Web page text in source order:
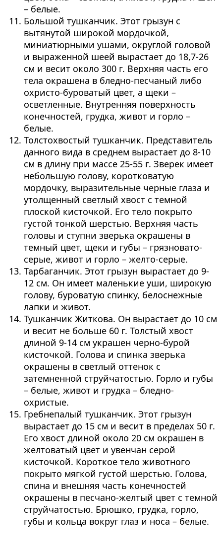
– белые.
Большой тушканчик. Этот грызун с
вытянутой широкой мордочкой,
миниатюрными ушами, округлой головой
и выраженной шеей вырастает до 18,7-26
см и весит около 300 г. Верхняя часть его
тела окрашена в бледно-песчаный либо
охристо-буроватый цвет, а щеки –
осветленные. Внутренняя поверхность
конечностей, грудка, живот и горло –
белые.
Толстохвостый тушканчик. Представитель
данного вида в среднем вырастает до 8-10
см в длину при массе 25-55 г. Зверек имеет
небольшую голову, коротковатую
мордочку, выразительные черные глаза и
утолщенный светлый хвост с темной
плоской кисточкой. Его тело покрыто
густой тонкой шерстью. Верхняя часть
головы и ступни зверька окрашены в
темный цвет, щеки и губы – грязновато-
серые, живот и горло – желто-серые.
Тарбаганчик. Этот грызун вырастает до 9-
12 см. Он имеет маленькие уши, широкую
голову, буроватую спинку, белоснежные
лапки и живот.
Тушканчик Житкова. Он вырастает до 10 см
и весит не больше 60 г. Толстый хвост
длиной 9-14 см украшен черно-бурой
кисточкой. Голова и спинка зверька
окрашены в светлый оттенок с
затемненной струйчатостью. Горло и губы
– белые, живот и грудка – бледно-
охристые.
Гребнепалый тушканчик. Этот грызун
вырастает до 15 см и весит в пределах 50 г.
Его хвост длиной около 20 см окрашен в
желтоватый цвет и увенчан серой
кисточкой. Короткое тело животного
покрыто мягкой густой шерстью. Голова,
спина и внешняя часть конечностей
окрашены в песчано-желтый цвет с темной
струйчатостью. Брюшко, грудка, горло,
губы и кольца вокруг глаз и носа – белые.